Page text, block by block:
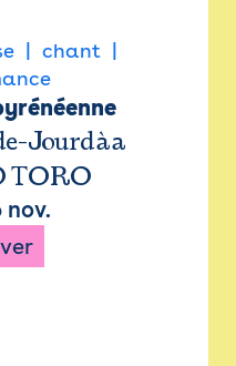
chant
Jourdàa
TORO
nov.